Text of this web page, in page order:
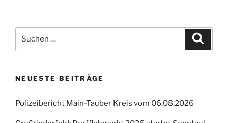
nach:
NEUESTE BEITRÄGE
Polizeibericht Main-Tauber Kreis vom 06.08.2026